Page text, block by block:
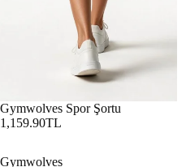
Gymwolves Spor Şortu
1,159.90TL
Gymwolves